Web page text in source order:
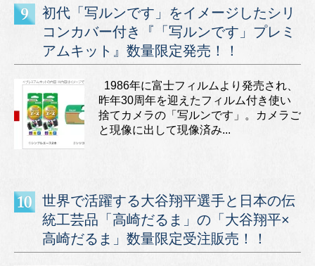
初代「写ルンです」をイメージしたシリ
コンカバー付き『「写ルンです」プレミ
アムキット』数量限定発売！！
1986年に富士フィルムより発売され、
昨年30周年を迎えたフィルム付き使い
捨てカメラの「写ルンです」。カメラご
と現像に出して現像済み...
世界で活躍する大谷翔平選手と日本の伝
統工芸品「高崎だるま」の「大谷翔平×
高崎だるま」数量限定受注販売！！